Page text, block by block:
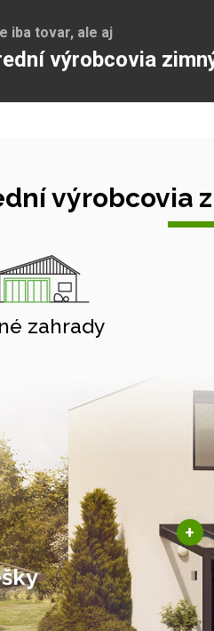
iba tovar, ale aj
výrobcovia
výrobcovia
zahrady
+
pre auto